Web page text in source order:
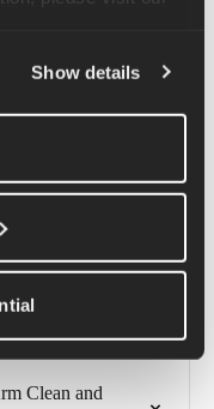
Show details
zwaait en span bij
Raise'
Clean and